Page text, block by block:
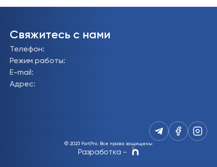
Свяжитесь с нами
Телефон:
Режим работы:
E-mail :
Адрес:
© 2023 FortPro. Все права защищены
Разработка -